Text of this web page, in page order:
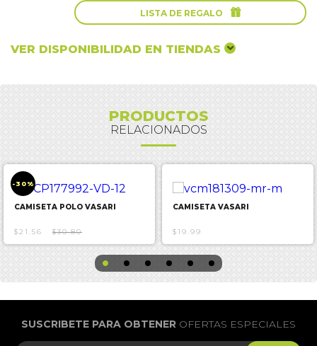
LISTA DE REGALO 
VER DISPONIBILIDAD EN TIENDAS
PRODUCTOS
RELACIONADOS
-30%
CAMISETA POLO VASARI
$21.56 $30.80
CAMISETA VASARI
$19.99
SUSCRIBETE PARA OBTENER OFERTAS ESPECIALES